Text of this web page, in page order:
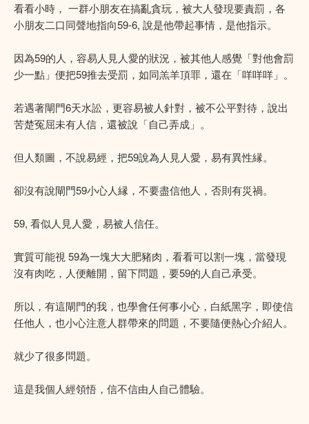
看看小時， 一群小朋友在搞亂貪玩，被大人發現要責罰，各
小朋友二口同聲地指向59-6, 說是他帶起事情，是他指示。
因為59的人，容易人見人愛的狀況，被其他人感覺「對他會罰
少一點」便把59推去受罰，如同羔羊頂罪，還在「咩咩咩」。
若遇著閘門6天水訟，更容易被人針對，被不公平對待，說出
苦楚冤屈未有人信，還被說「自己弄成」。
但人類圖，不說易經，把59說為人見人愛，易有異性縁。
卻沒有說閘門59小心人縁，不要盡信他人，否則有災禍。
59, 看似人見人愛，易被人信任。
實質可能視 59為一塊大大肥豬肉，看看可以割一塊，當發現
沒有肉吃，人便離開，留下問題，要59的人自己承受。
所以，有這閘門的我，也學會任何事小心，白紙黑字，即使信
任他人，也小心注意人群帶來的問題，不要隨便熱心介紹人。
就少了很多問題。
這是我個人經領悟，信不信由人自己體驗。